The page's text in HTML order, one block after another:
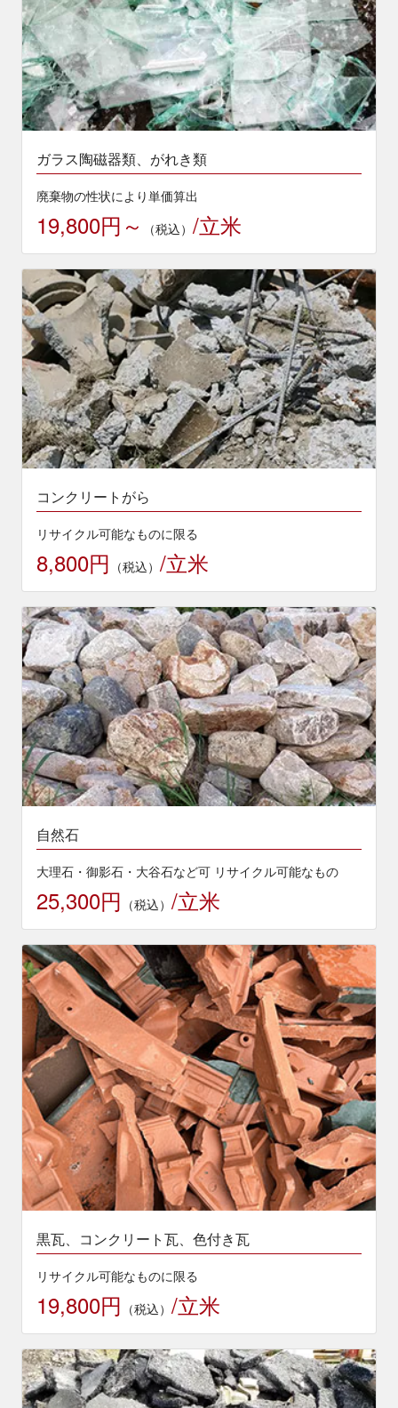
ガラス陶磁器類、がれき類
廃棄物の性状により単価算出
19,800円～ （税込） /立米
コンクリートがら
リサイクル可能なものに限る
8,800円 （税込） /立米
自然石
大理石・御影石・大谷石など可 リサイクル可能なもの
25,300円 （税込） /立米
黒瓦、コンクリート瓦、色付き瓦
リサイクル可能なものに限る
19,800円 （税込） /立米